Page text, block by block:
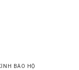
BẢO HỘ